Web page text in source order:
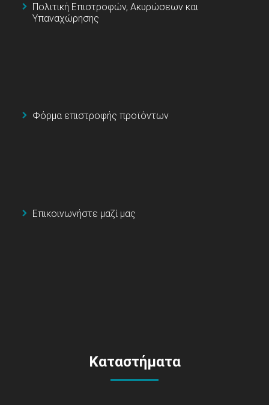
Πολιτική Επιστροφών, Ακυρώσεων και
Υπαναχώρησης
Φόρμα επιστροφής προϊόντων
Επικοινωνήστε μαζί μας
Καταστήματα